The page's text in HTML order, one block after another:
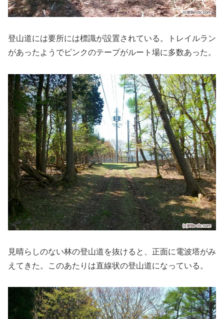
登山道には要所には標識が設置されている。トレイルラン
があったようでピンクのテープがルート場に多数あった。
見晴らしのない林の登山道を抜けると、正面に電波塔がみ
えてきた。このあたりは直線状の登山道になっている。